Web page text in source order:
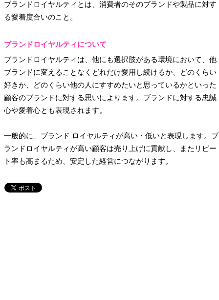
ブランドロイヤルティとは、消費者のそのブランドや製品に対す
る愛着度合いのこと。
ブランドロイヤルティについて
ブランドロイヤルティは、他にも選択肢がある環境において、他
ブランドに変えることなくどれだけ愛用し続けるか、どのくらい
好きか、どのくらい他の人にすすめたいと思っているかといった
顧客のブランドに対する思いによります。ブランドに対する忠誠
心や愛着心とも表現されます。
一般的に、ブランド ロイヤルティが高い・低いと表現します。ブ
ランドロイヤルティが高い顧客は売り上げに貢献し、またリピー
ト率も高まるため、安定した経営につながります。